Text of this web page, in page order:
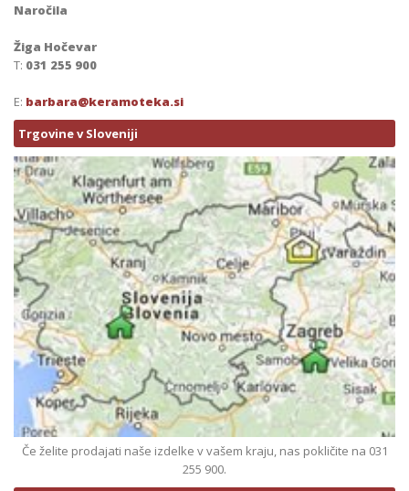
Naročila
Žiga Hočevar
T: 031 255 900
E: barbara@keramoteka.si
Trgovine v Sloveniji
Če želite prodajati naše izdelke v vašem kraju, nas pokličite na 031
255 900.